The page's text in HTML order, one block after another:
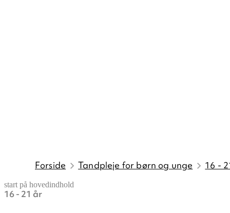
Forside Tandpleje for børn og unge 16 -
start på hovedindhold
16 - 21 år
senest opdateret 18. maj 2026